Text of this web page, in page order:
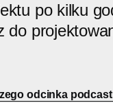
po kilku
do
odcinka